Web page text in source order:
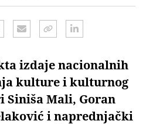
izdaje nacionalnih
kulture i kulturnog
Siniša Mali, Goran
i naprednjački